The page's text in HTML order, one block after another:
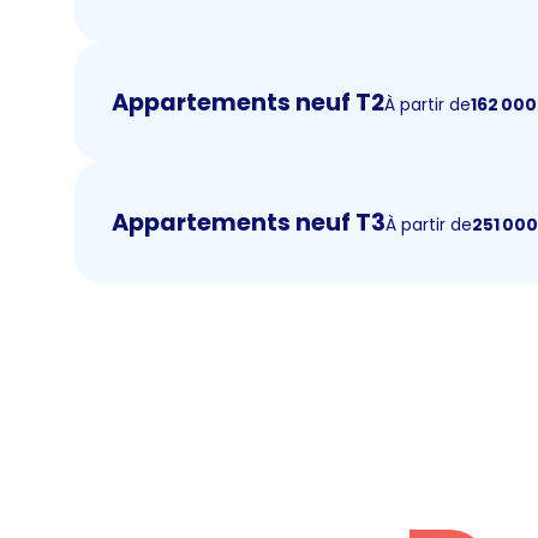
Appartements neuf T2À partir de162 000
Appartements neuf T3À partir de251 000